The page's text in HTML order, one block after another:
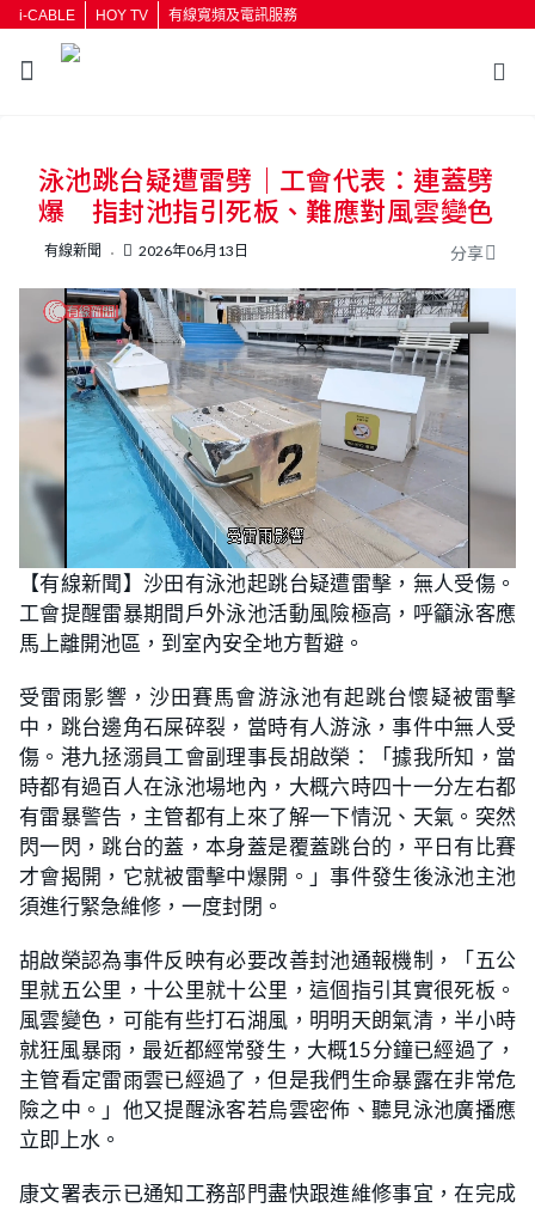
i-CABLE HOY TV 有線寬頻及電訊服務
按輸入鍵開始搜尋
泳池跳台疑遭雷劈｜工會代表：連蓋劈
爆 指封池指引死板、難應對風雲變色
有線新聞 2026年06月13日 分享
n
m
t
e
L
o
a
d
e
d
:
2
7
8
%
【有線新聞】沙田有泳池起跳台疑遭雷擊，無人受傷。
工會提醒雷暴期間戶外泳池活動風險極高，呼籲泳客應
馬上離開池區，到室內安全地方暫避。
受雷雨影響，沙田賽馬會游泳池有起跳台懷疑被雷擊
中，跳台邊角石屎碎裂，當時有人游泳，事件中無人受
傷。港九拯溺員工會副理事長胡啟榮：「據我所知，當
時都有過百人在泳池場地內，大概六時四十一分左右都
有雷暴警告，主管都有上來了解一下情況、天氣。突然
閃一閃，跳台的蓋，本身蓋是覆蓋跳台的，平日有比賽
才會揭開，它就被雷擊中爆開。」事件發生後泳池主池
須進行緊急維修，一度封閉。
胡啟榮認為事件反映有必要改善封池通報機制，「五公
里就五公里，十公里就十公里，這個指引其實很死板。
風雲變色，可能有些打石湖風，明明天朗氣清，半小時
就狂風暴雨，最近都經常發生，大概15分鐘已經過了，
主管看定雷雨雲已經過了，但是我們生命暴露在非常危
險之中。」他又提醒泳客若烏雲密佈、聽見泳池廣播應
立即上水。
康文署表示已通知工務部門盡快跟進維修事宜，在完成